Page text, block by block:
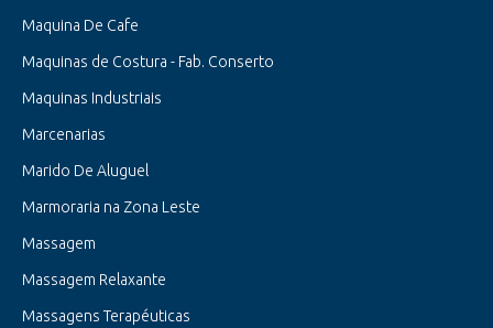
Maquina De Cafe
Maquinas de Costura - Fab. Conserto
Maquinas Industriais
Marcenarias
Marido De Aluguel
Marmoraria na Zona Leste
Massagem
Massagem Relaxante
Massagens Terapéuticas